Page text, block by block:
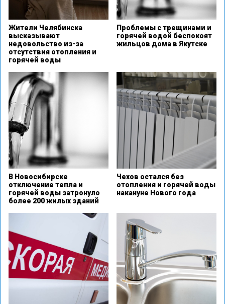
Жители Челябинска
высказывают
недовольство из-за
отсутствия отопления и
горячей воды
Проблемы с трещинами и
горячей водой беспокоят
жильцов дома в Якутске
В Новосибирске
отключение тепла и
горячей воды затронуло
более 200 жилых зданий
Чехов остался без
отопления и горячей воды
накануне Нового года